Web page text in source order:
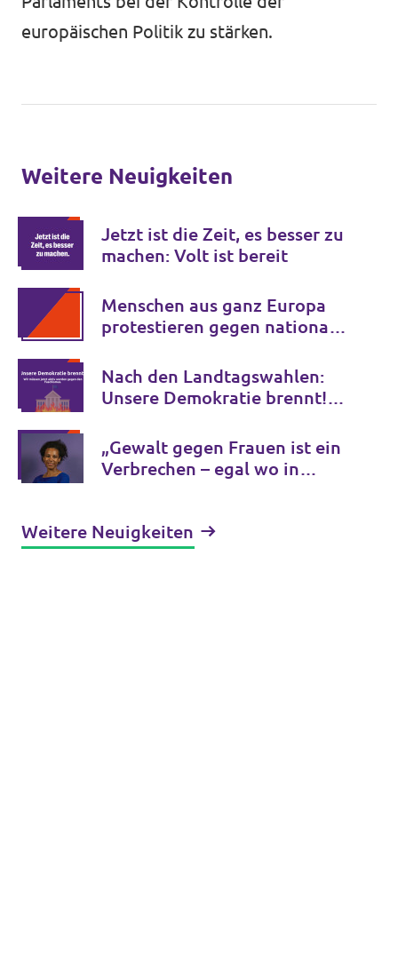
europäischen Politik zu stärken.
Weitere Neuigkeiten
Jetzt ist die Zeit, es besser zu
machen: Volt ist bereit
Menschen aus ganz Europa
protestieren gegen nationale
Nach den Landtagswahlen:
Unsere Demokratie brennt!
„Gewalt gegen Frauen ist ein
Verbrechen – egal wo in
Weitere Neuigkeiten